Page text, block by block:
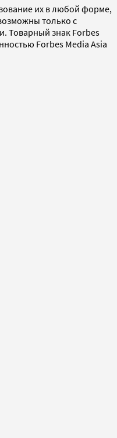
их в любой форме,
только с
Товарный знак Forbes
Forbes Media Asia